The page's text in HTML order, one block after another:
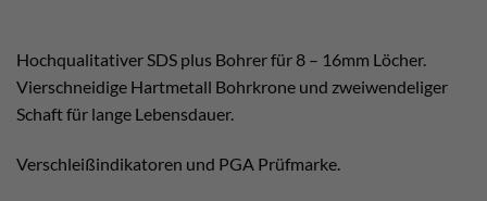
Hochqualitativer SDS plus Bohrer für 8 – 16mm Löcher.
Vierschneidige Hartmetall Bohrkrone und zweiwendeliger
Schaft für lange Lebensdauer.
Verschleißindikatoren und PGA Prüfmarke.